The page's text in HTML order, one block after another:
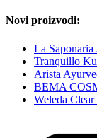
Novi proizvodi:
La
Tranquillo
Arista
BEMA
Weleda